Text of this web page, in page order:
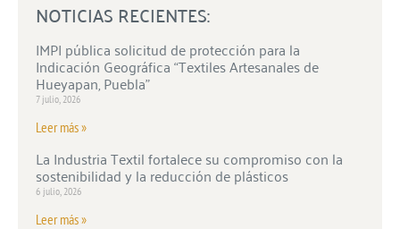
NOTICIAS RECIENTES:
IMPI pública solicitud de protección para la
Indicación Geográfica “Textiles Artesanales de
Hueyapan, Puebla”
7 julio, 2026
Leer más »
La Industria Textil fortalece su compromiso con la
sostenibilidad y la reducción de plásticos
6 julio, 2026
Leer más »